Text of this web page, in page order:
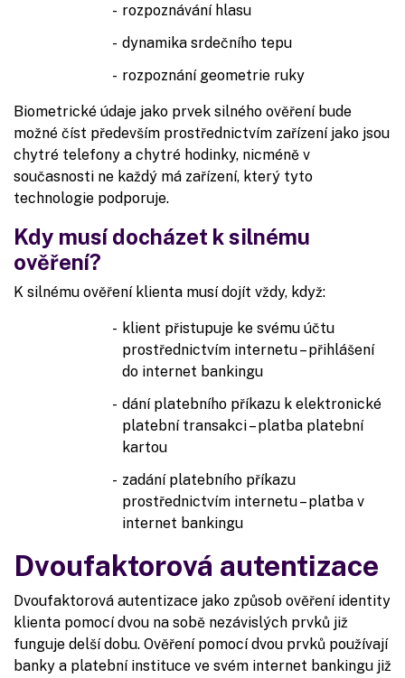
rozpoznávání hlasu
dynamika srdečního tepu
rozpoznání geometrie ruky
Biometrické údaje jako prvek silného ověření bude
možné číst především prostřednictvím zařízení jako jsou
chytré telefony a chytré hodinky, nicméně v
současnosti ne každý má zařízení, který tyto
technologie podporuje.
Kdy musí docházet k silnému
ověření?
K silnému ověření klienta musí dojít vždy, když:
klient přistupuje ke svému účtu
prostřednictvím internetu – přihlášení
do internet bankingu
dání platebního příkazu k elektronické
platební transakci – platba platební
kartou
zadání platebního příkazu
prostřednictvím internetu – platba v
internet bankingu
Dvoufaktorová autentizace
Dvoufaktorová autentizace jako způsob ověření identity
klienta pomocí dvou na sobě nezávislých prvků již
funguje delší dobu. Ověření pomocí dvou prvků používají
banky a platební instituce ve svém internet bankingu již